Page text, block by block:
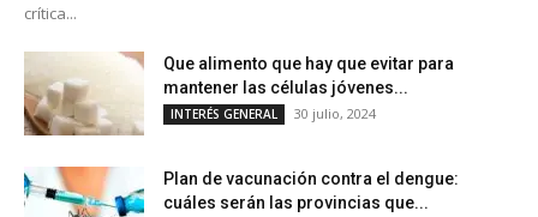
crítica...
Que alimento que hay que evitar para
mantener las células jóvenes...
INTERÉS GENERAL 30 julio, 2024
Plan de vacunación contra el dengue:
cuáles serán las provincias que...